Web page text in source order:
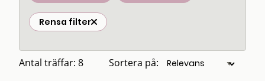
Rensa filter
Antal träffar: 8 Sortera på: